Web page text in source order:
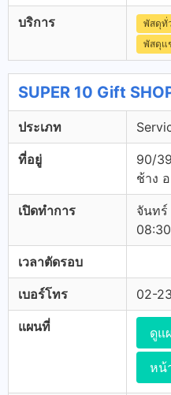
บริการ พัสดุทั่
พัสดุแ
SUPER 10 Gift
ประเภท
ที่อยู่
90/
ช้าง
เปิดทำการ
จันทร์
เวลาตัดรอบ
เบอร์โทร 02-
แผนที่ ดูแ
หน้